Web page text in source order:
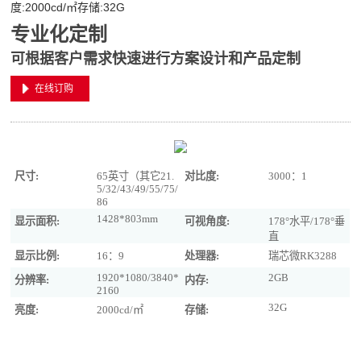
度:2000cd/㎡存储:32G
专业化定制
可根据客户需求快速进行方案设计和产品定制
在线订购
尺寸:
65英寸（其它21.
5/32/43/49/55/75/
86
对比度: 3000：1
显示面积: 1428*803mm 可视角度:
178°水平/178°垂
直
显示比例:
16：9 处理器:
瑞芯微RK3288
分辨率:
1920*1080/3840*
2160
内存: 2GB
亮度: 2000cd/㎡ 存储: 32G